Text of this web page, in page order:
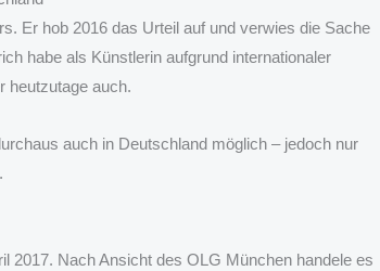
Er hob 2016 das Urteil auf und verwies die Sache
habe als Künstlerin aufgrund internationaler
heutzutage auch.
auch in Deutschland möglich – jedoch nur
2017. Nach Ansicht des OLG München handele es